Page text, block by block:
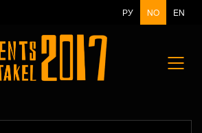
EN
NO
РУ